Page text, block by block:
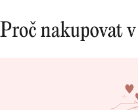
Proč nakupovat